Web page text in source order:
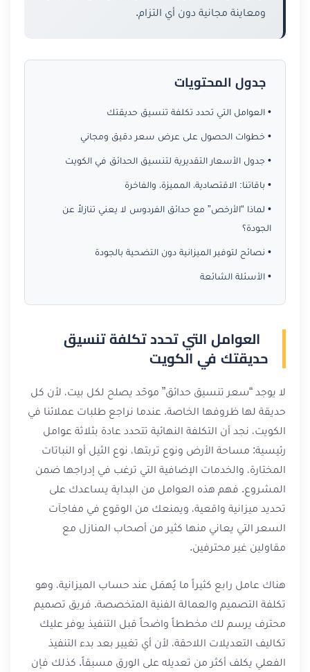
ومعاينة مجانية دون أي التزام.
جدول المحتويات
• العوامل التي تحدد تكلفة تنسيق حديقتك
• خطوات الحصول على عرض سعر دقيق ومجاني
• جدول الأسعار التقديرية لتنسيق الحدائق في الكويت
• باقاتنا: الاقتصادية، المميزة، والفاخرة
• لماذا “الأرخص” مع حدائق الفردوس لا يعني تنازلاً عن
الجودة؟
• نصائح لتوفير الميزانية دون التضحية بالجودة
• الأسئلة الشائعة
العوامل التي تحدد تكلفة تنسيق
حديقتك في الكويت
لا يوجد “سعر تنسيق حدائق” موحّد يصلح لكل بيت، لأن كل
حديقة لها ظروفها الخاصة. عندما نراجع طلبات عملائنا في
الكويت، نجد أن التكلفة النهائية تتحدد عادة بثلاثة عوامل
رئيسية: مساحة الأرض ونوع تربتها، نوع الثيل أو النباتات
المختارة، والخدمات الإضافية التي ترغب في إدراجها ضمن
المشروع. فهم هذه العوامل من البداية يساعدك على
تحديد ميزانية واقعية، ويمنعك من الوقوع في مفاجآت
السعر التي يعاني منها كثير من أصحاب المنازل مع
مقاولين غير محترفين.
هناك عامل رابع كثيراً ما يُهمَل عند حساب الميزانية، وهو
تكلفة التصميم والعمالة الفنية المتخصصة. فريق تصميم
محترف يرسم لك مخططاً واضحاً قبل التنفيذ يوفر عليك
تكاليف التعديلات اللاحقة، لأن أي تغيير بعد بدء التنفيذ
الفعلي يكلف أكثر من تعديله على الورق مسبقاً. كذلك فإن